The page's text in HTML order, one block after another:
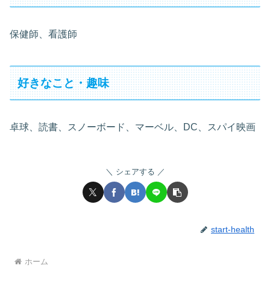
保健師、看護師
好きなこと・趣味
卓球、読書、スノーボード、マーベル、DC、スパイ映画
シェアする
start-health
ホーム